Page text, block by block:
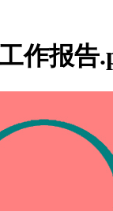
作报告